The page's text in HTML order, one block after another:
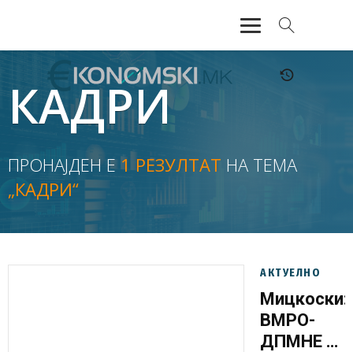
АКТУЕЛНО
ЕКОНОМИЈА
ФИНАНСИИ
БАНКАРСТВО
ЖИВОТ
КАДРИ
ПРОНАЈДЕН Е1 РЕЗУЛТАТ НА ТЕМА
„КАДРИ“
АКТУЕЛНО
Мицкоски:
ВМРО-
ДПМНЕ е